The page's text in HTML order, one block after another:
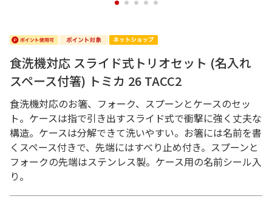
1 2 3 4 5
食洗機対応 スライド式トリオセット (名入れ
スペース付箸) トミカ 26 TACC2
食洗機対応のお箸、フォーク、スプーンとケースのセッ
ト。ケースは指で引き出すスライド式で衝撃に強く丈夫な
構造。ケースは分解できて洗いやすい。お箸には名前を書
くスペース付きで、先端にはすべり止め付き。スプーンと
フォークの先端はステンレス製。ケース用の名前シール入
り。